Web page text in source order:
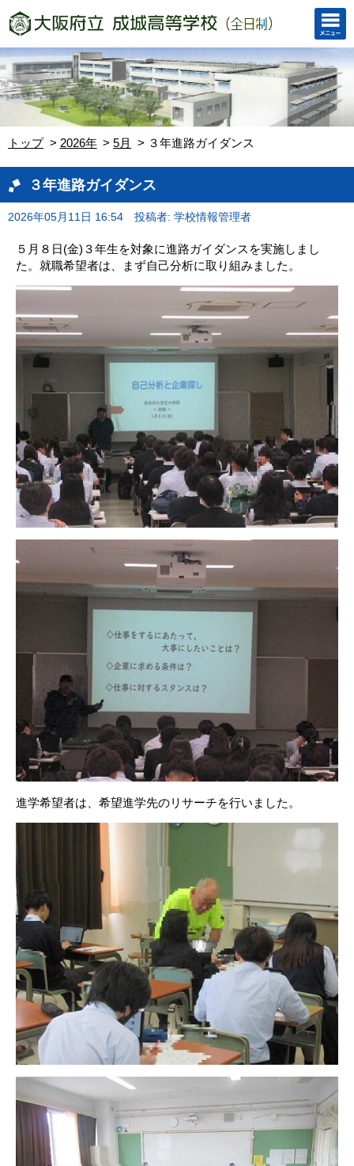
トップ 2026年 5月 ３年進路ガイダンス
３年進路ガイダンス
2026年05月11日 16:54 投稿者: 学校情報管理者
５月８日(金)３年生を対象に進路ガイダンスを実施しまし
た。就職希望者は、まず自己分析に取り組みました。
進学希望者は、希望進学先のリサーチを行いました。